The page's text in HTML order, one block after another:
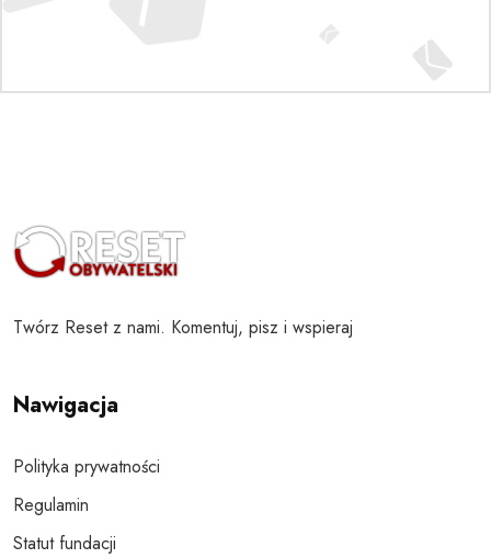
Twórz Reset z nami. Komentuj, pisz i wspieraj
Nawigacja
Polityka prywatności
Regulamin
Statut fundacji